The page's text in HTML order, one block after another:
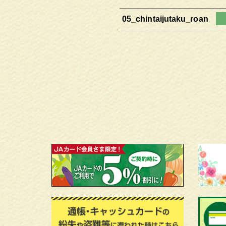
05_chintaijutaku_roan